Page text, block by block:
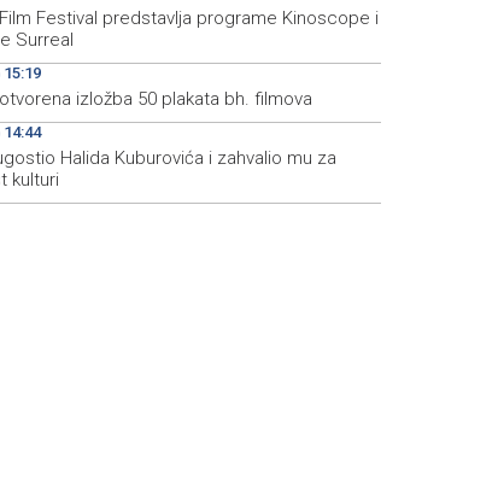
Festival predstavlja programe Kinoscope i
Surreal
15:19
izložba 50 plakata bh. filmova
14:44
Halida Kuburovića i zahvalio mu za
kulturi